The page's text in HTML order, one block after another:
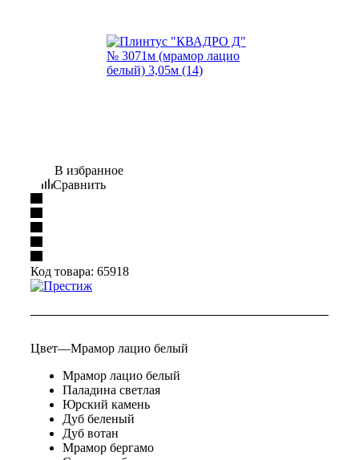
В избранное
Сравнить
Код товара: 65918
Цвет—Мрамор лацио белый
Мрамор лацио белый
Паладина светлая
Юрский камень
Дуб беленый
Дуб вотан
Мрамор бергамо